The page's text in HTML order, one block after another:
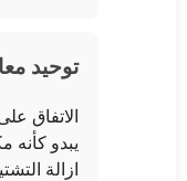
توحيد
الاتفاق
يبدو كأنه
ازالة